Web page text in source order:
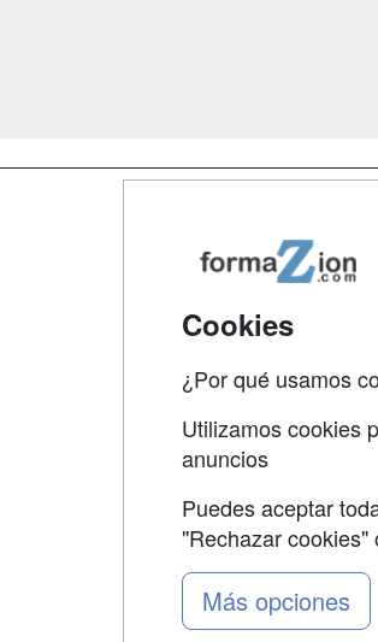
Grupo formazion:
Cookies
¿Por qué usamos
Utilizamos cookies
anuncios
Puedes aceptar
"Rechazar
Más opciones